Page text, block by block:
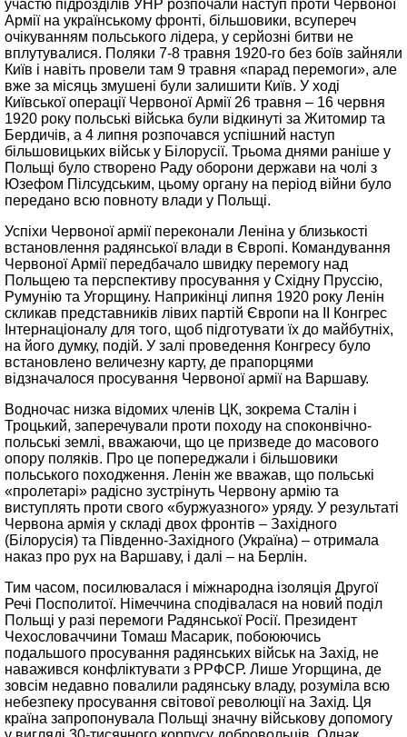
участю підрозділів УНР розпочали наступ проти Червоної
Армії на українському фронті, більшовики, всупереч
очікуванням польського лідера, у серйозні битви не
вплутувалися. Поляки 7-8 травня 1920-го без боїв зайняли
Київ і навіть провели там 9 травня «парад перемоги», але
вже за місяць змушені були залишити Київ. У ході
Київської операції Червоної Армії 26 травня – 16 червня
1920 року польські війська були відкинуті за Житомир та
Бердичів, а 4 липня розпочався успішний наступ
більшовицьких військ у Білорусії. Трьома днями раніше у
Польщі було створено Раду оборони держави на чолі з
Юзефом Пілсудським, цьому органу на період війни було
передано всю повноту влади у Польщі.
Успіхи Червоної армії переконали Леніна у близькості
встановлення радянської влади в Європі. Командування
Червоної Армії передбачало швидку перемогу над
Польщею та перспективу просування у Східну Пруссію,
Румунію та Угорщину. Наприкінці липня 1920 року Ленін
скликав представників лівих партій Європи на II Конгрес
Інтернаціоналу для того, щоб підготувати їх до майбутніх,
на його думку, подій. У залі проведення Конгресу було
встановлено величезну карту, де прапорцями
відзначалося просування Червоної армії на Варшаву.
Водночас низка відомих членів ЦК, зокрема Сталін і
Троцький, заперечували проти походу на споконвічно-
польські землі, вважаючи, що це призведе до масового
опору поляків. Про це попереджали і більшовики
польського походження. Ленін же вважав, що польські
«пролетарі» радісно зустрінуть Червону армію та
виступлять проти свого «буржуазного» уряду. У результаті
Червона армія у складі двох фронтів – Західного
(Білорусія) та Південно-Західного (Україна) – отримала
наказ про рух на Варшаву, і далі – на Берлін.
Тим часом, посилювалася і міжнародна ізоляція Другої
Речі Посполитої. Німеччина сподівалася на новий поділ
Польщі у разі перемоги Радянської Росії. Президент
Чехословаччини Томаш Масарик, побоюючись
подальшого просування радянських військ на Захід, не
наважився конфліктувати з РРФСР. Лише Угорщина, де
зовсім недавно повалили радянську владу, розуміла всю
небезпеку просування світової революції на Захід. Ця
країна запропонувала Польщі значну військову допомогу